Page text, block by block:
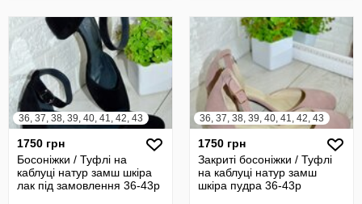
36, 37, 38, 39, 40, 41, 42, 43
1750 грн
Босоніжки / Туфлі на
каблуці натур замш шкіра
лак під замовлення 36-43р
36, 37, 38, 39, 40, 41, 42, 43
1750 грн
Закриті босоніжки / Туфлі
на каблуці натур замш
шкіра пудра 36-43р